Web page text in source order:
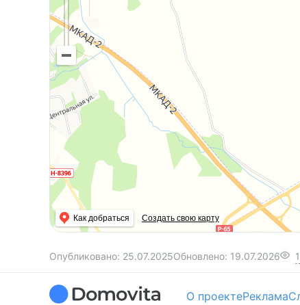
Как добраться Создать свою карту
Опубликовано: 25.07.2025Обновлено: 19.07.2026
О проектеРеклама